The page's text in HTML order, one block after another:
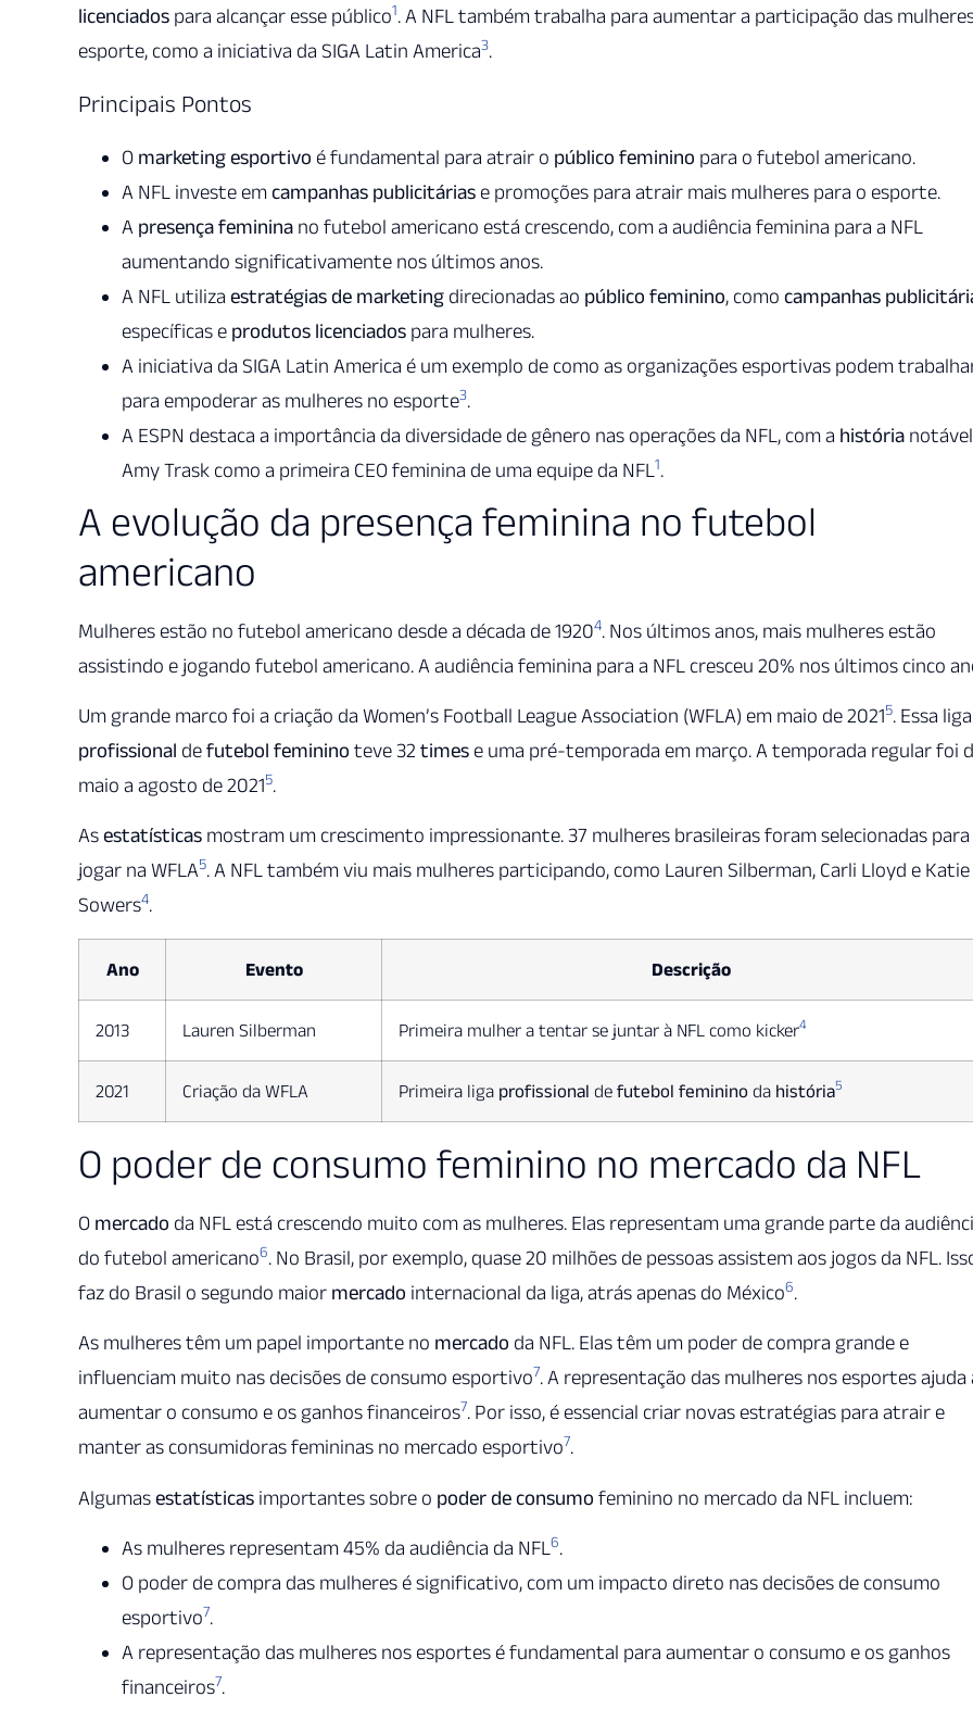
licenciados para alcançar esse público1. A NFL também trabalha para aumentar a participação das
esporte, como a iniciativa da SIGA Latin America3.
Principais Pontos
O marketing esportivo é fundamental para atrair o público feminino para o futebol americano.
A NFL investe emcampanhas publicitárias e promoções para atrair mais mulheres para o esporte.
A presença feminina no futebol americano está crescendo, com a audiência feminina para a NFL
aumentando significativamente nos últimos anos.
A NFL utiliza estratégias de marketing direcionadas ao público feminino, como campanhas
específicas e produtos licenciados para mulheres.
A iniciativa da SIGA Latin America é um exemplo de como as organizações esportivas podem
para empoderar as mulheres no esporte3.
A ESPN destaca a importância da diversidade de gênero nas operações da NFL, com a história
Amy Trask como a primeira CEO feminina de uma equipe da NFL 1.
A evolução da presença feminina no futebol
americano
Mulheres estão no futebol americano desde a década de 19204. Nos últimos anos, mais mulheres estão
assistindo e jogando futebol americano. A audiência feminina para a NFL cresceu 20% nos últimos cinco
Um grande marco foi a criação da Women’s Football League Association (WFLA) em maio de 20215. Essa liga
profissional defutebol feminino teve 32 times e uma pré-temporada em março. A temporada regular foi
maio a agosto de 20215.
Asestatísticas mostram um crescimento impressionante. 37 mulheres brasileiras foram selecionadas para
jogar na WFLA5. A NFL também viu mais mulheres participando, como Lauren Silberman, Carli Lloyd e Katie
Sowers4.
Ano Evento Descrição
2013 Lauren Silberman Primeira mulher a tentar se juntar à NFL como kicker4
2021 Criação da WFLA Primeira liga profissional de futebol feminino da história5
O poder de consumo feminino no mercado da NFL
O mercado da NFL está crescendo muito com as mulheres. Elas representam uma grande parte da
do futebol americano6. No Brasil, por exemplo, quase 20 milhões de pessoas assistem aos jogos da NFL.
faz do Brasil o segundo maior mercado internacional da liga, atrás apenas do México6.
As mulheres têm um papel importante no mercado da NFL. Elas têm um poder de compra grande e
influenciam muito nas decisões de consumo esportivo7. A representação das mulheres nos esportes ajuda
aumentar o consumo e os ganhos financeiros7. Por isso, é essencial criar novas estratégias para atrair e
manter as consumidoras femininas no mercado esportivo7.
Algumasestatísticas importantes sobre o poder de consumo feminino no mercado da NFL incluem:
As mulheres representam 45% da audiência da NFL 6.
O poder de compra das mulheres é significativo, com um impacto direto nas decisões de consumo
esportivo7.
A representação das mulheres nos esportes é fundamental para aumentar o consumo e os ganhos
financeiros7.